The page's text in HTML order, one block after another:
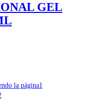
GEL
la página1